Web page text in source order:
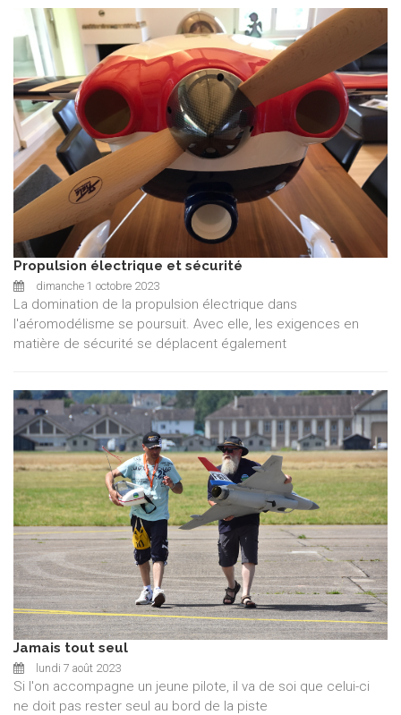
Propulsion électrique et sécurité
dimanche 1 octobre 2023
La domination de la propulsion électrique dans
l'aéromodélisme se poursuit. Avec elle, les exigences en
matière de sécurité se déplacent également
Jamais tout seul
lundi 7 août 2023
Si l'on accompagne un jeune pilote, il va de soi que celui-ci
ne doit pas rester seul au bord de la piste